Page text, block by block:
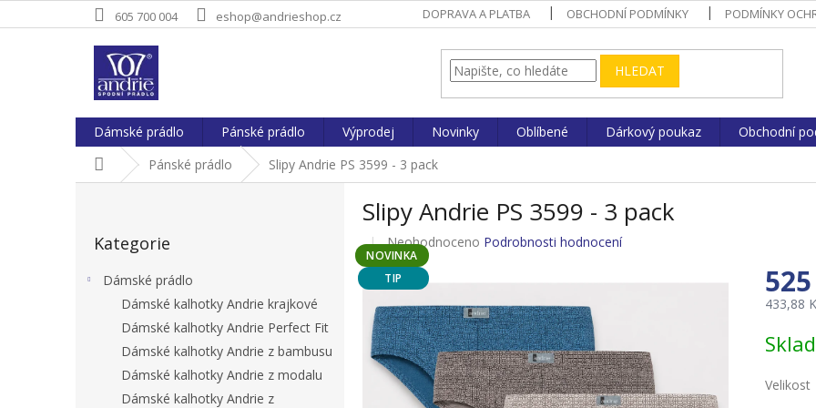
na
605 700 004 eshop@andrieshop.cz DOPRAVA A PLATBA OBCHODNÍ PODMÍNKY PODMÍNKY
HLEDAT
Dámské prádlo Pánské prádlo Výprodej Novinky Oblíbené Dárkový poukaz Obchodní
Domů Pánské prádlo Slipy Andrie PS 3599 - 3 pack
kategorie
Kategorie
Dámské prádlo
Dámské kalhotky Andrie krajkové
Dámské kalhotky Andrie Perfect Fit
Dámské kalhotky Andrie z bambusu
Dámské kalhotky Andrie z modalu
Dámské kalhotky Andrie z
Slipy Andrie PS 3599 - 3 pack
NOVINKA
TIP
Průměrné
hodnocení
produktu
je
0,0
z
5
hvězdiček.
Neohodnoceno Podrobnosti hodnocení
433,88
cena:
Velikost